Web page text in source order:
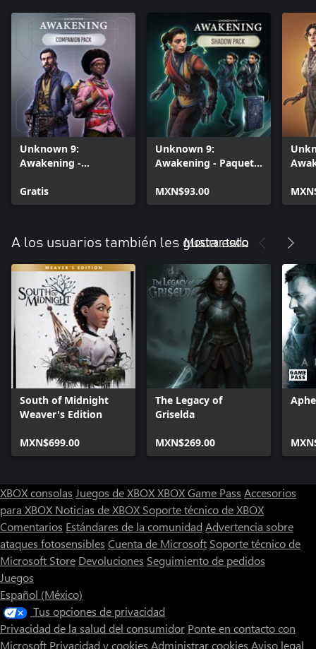
Unknown 9:
Awakening -
Pack
Gratis
Unknown 9:
Awakening - Paquete
MXN$93.00
A los usuarios también les gusta esto
Mostrar todo
South of Midnight
Weaver's Edition
MXN$699.00
The Legacy of
Griselda
MXN$269.00
XBOX consolas Juegos de XBOXXBOX Game Pass Accesorios
para XBOX Noticias de XBOX Soporte técnico de XBOX
Comentarios Estándares de la comunidad Advertencia sobre
ataques fotosensibles Cuenta de Microsoft Soporte técnico de
Microsoft Store Devoluciones Seguimiento de pedidos
Juegos
Español (México)
Tus opciones de privacidad
Privacidad de la salud del consumidor Ponte en contacto con
Microsoft Privacidad y cookies Administrar cookies Aviso legal